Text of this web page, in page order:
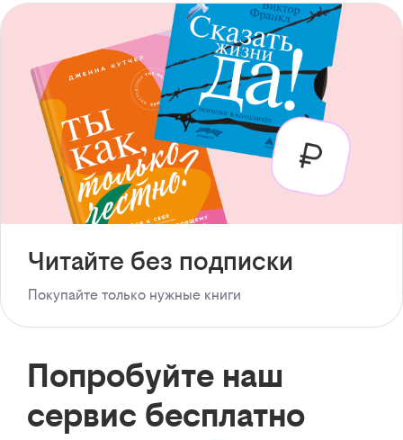
Читайте без подписки
Покупайте только нужные книги
Попробуйте наш
сервис бесплатно